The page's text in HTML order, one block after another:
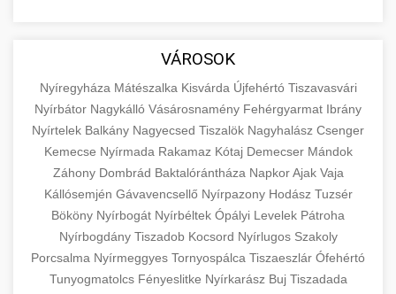
economics and business. Learn about product
types and service categories.
en.wikipedia.org economic concepts
💶 6. eus pénzek
🚀 8. seo ügynökség +
Expert search engine optimization services to
improve your website's visibility and organic
traffic. Technical SEO, content optimization,
and more.
onlinemarketing101.biz
search optimization experts
💎 9. mellplasztika +
Professional breast augmentation services
with experienced surgeons. Learn about
procedures, recovery, and consultation options
for cosmetic enhancement.
✨ 10. hasplasztika +
Expert tummy tuck procedures to achieve a
VÁROSOK
Nyíregyháza Mátészalka Kisvárda Újfehértó Tiszavasvári
Nyírbátor Nagykálló Vásárosnamény Fehérgyarmat Ibrány
Nyírtelek Balkány Nagyecsed Tiszalök Nagyhalász Csenger
Kemecse Nyírmada Rakamaz Kótaj Demecser Mándok
Záhony Dombrád Baktalórántháza NapkorAjak Vaja
Kállósemjén Gávavencsellő Nyírpazony Hodász Tuzsér
Bököny Nyírbogát Nyírbéltek Ópályi Levelek Pátroha
Nyírbogdány Tiszadob Kocsord Nyírlugos Szakoly
Porcsalma Nyírmeggyes Tornyospálca Tiszaeszlár Ófehértó
Tunyogmatolcs Fényeslitke Nyírkarász Buj Tiszadada